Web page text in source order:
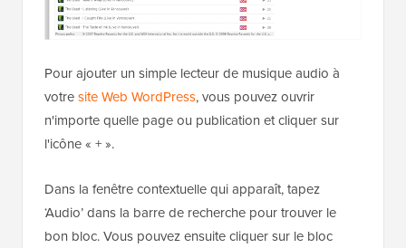
Pour ajouter un simple lecteur de musique audio à
votresite Web WordPress, vous pouvez ouvrir
n'importe quelle page ou publication et cliquer sur
l'icône « + ».
Dans la fenêtre contextuelle qui apparaît, tapez
‘Audio’ dans la barre de recherche pour trouver le
bon bloc. Vous pouvez ensuite cliquer sur le bloc